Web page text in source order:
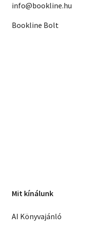
info@bookline.hu
Bookline Bolt
Mit kínálunk
AI Könyvajánló